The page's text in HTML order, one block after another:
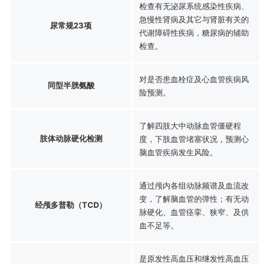
尿常规23项
检查有无泌尿系统感染性疾病、
急慢性肾病及其它与肾脏有关的
代谢障碍性疾病，糖尿病的辅助
检查。
同型半胱氨酸
对是否患血栓症及心血管疾病风
险预测。
肢体动脉硬化检测
了解四肢大中动脉血管僵硬程
度，下肢血管堵塞状况，预测心
脑血管疾病发生风险。
经颅多普勒（TCD）
通过颅内各组动脉频谱及血流改
变，了解脑血管的弹性；有无动
脉硬化、血管痉挛、狭窄、及供
血不足等。
是原发性高血压和继发性高血压